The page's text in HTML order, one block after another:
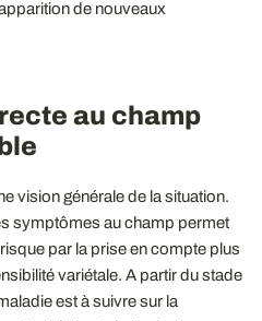
de nouveaux
au champ
vision générale de la situation.
symptômes au champ permet
par la prise en compte plus
variétale. A partir du stade
est à suivre sur la